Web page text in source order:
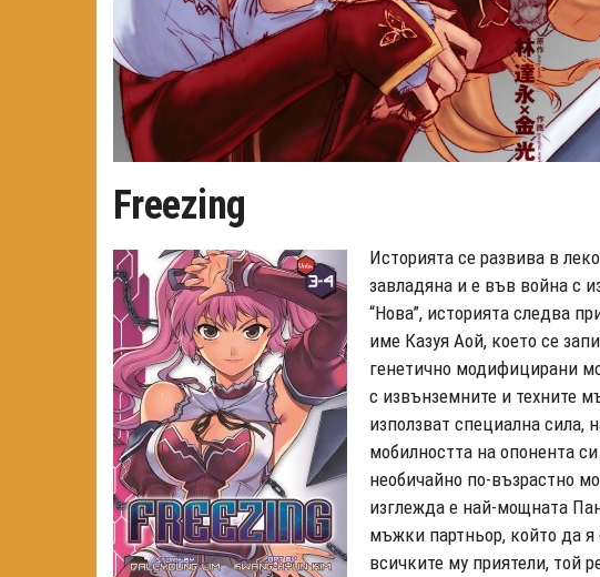
Freezing
Историята се развива в
завладяна и е във война с
“Нова”, историята следва
име Казуя Аой, което се
генетично модифицирани
с извънземните и техните
използват специална сила,
мобилността на опонента
необичайно по-възрастно
изглежда е най-мощната
мъжки партньор, който да
всичките му приятели, той